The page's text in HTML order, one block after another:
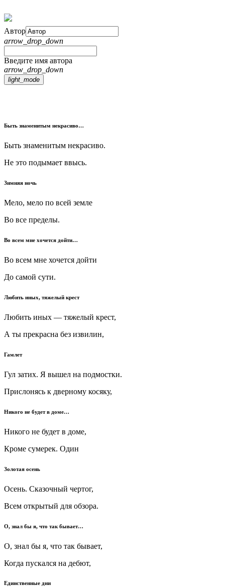
Автор
arrow_drop_down
Введите имя автора
arrow_drop_down
light_mode
Быть знаменитым некрасиво…
Быть знаменитым некрасиво.
Не это подымает ввысь.
Зимняя ночь
Мело, мело по всей земле
Во все пределы.
Во всем мне хочется дойти…
Во всем мне хочется дойти
До самой сути.
Любить иных, тяжелый крест
Любить иных — тяжелый крест,
А ты прекрасна без извилин,
Гамлет
Гул затих. Я вышел на подмостки.
Прислонясь к дверному косяку,
Никого не будет в доме…
Никого не будет в доме,
Кроме сумерек. Один
Золотая осень
Осень. Сказочный чертог,
Всем открытый для обзора.
О, знал бы я, что так бывает…
О, знал бы я, что так бывает,
Когда пускался на дебют,
Единственные дни